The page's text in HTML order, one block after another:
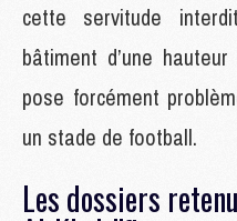
cette servitude
bâtiment d’une
pose forcément
un stade de football.
Les dossiers